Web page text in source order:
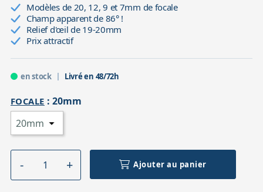
Modèles de 20, 12, 9 et 7mm de focale
Champ apparent de 86° !
Relief d'œil de 19-20mm
Prix attractif
en stock Livré en 48/72h
FOCALE : 20mm
Ajouter au panier